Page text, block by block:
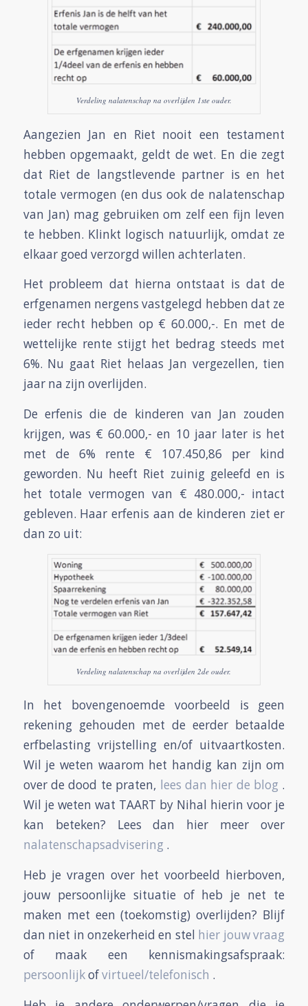
Verdeling nalatenschap na overlijden 1ste ouder.
Aangezien Jan en Riet nooit een testament
hebben opgemaakt, geldt de wet. En die zegt
dat Riet de langstlevende partner is en het
totale vermogen (en dus ook de nalatenschap
van Jan) mag gebruiken om zelf een fijn leven
te hebben. Klinkt logisch natuurlijk, omdat ze
elkaar goed verzorgd willen achterlaten.
Het probleem dat hierna ontstaat is dat de
erfgenamen nergens vastgelegd hebben dat ze
ieder recht hebben op € 60.000,-. En met de
wettelijke rente stijgt het bedrag steeds met
6%. Nu gaat Riet helaas Jan vergezellen, tien
jaar na zijn overlijden.
De erfenis die de kinderen van Jan zouden
krijgen, was € 60.000,- en 10 jaar later is het
met de 6% rente € 107.450,86 per kind
geworden. Nu heeft Riet zuinig geleefd en is
het totale vermogen van € 480.000,- intact
gebleven. Haar erfenis aan de kinderen ziet er
dan zo uit:
Verdeling nalatenschap na overlijden 2de ouder.
In het bovengenoemde voorbeeld is geen
rekening gehouden met de eerder betaalde
erfbelasting vrijstelling en/of uitvaartkosten.
Wil je weten waarom het handig kan zijn om
over de dood te praten, lees dan hier de blog .
Wil je weten wat TAART by Nihal hierin voor je
kan beteken? Lees dan hier meer over
nalatenschapsadvisering .
Heb je vragen over het voorbeeld hierboven,
jouw persoonlijke situatie of heb je net te
maken met een (toekomstig) overlijden? Blijf
dan niet in onzekerheid en stel hier jouw vraag
of maak een kennismakingsafspraak:
persoonlijkofvirtueel/telefonisch .